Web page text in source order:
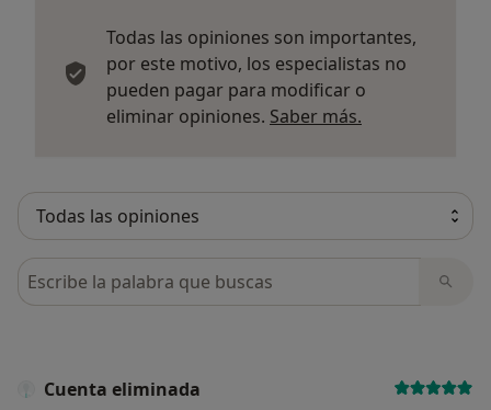
Todas las opiniones son importantes,
por este motivo, los especialistas no
pueden pagar para modificar o
eliminar opiniones. Saber más.
Busca en opiniones
Cuenta eliminada